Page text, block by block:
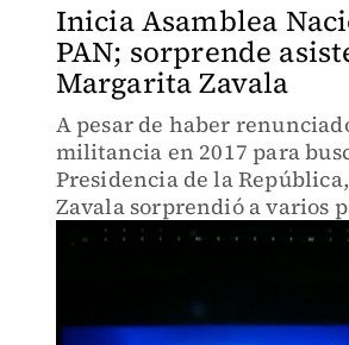
Inicia Asamblea
PAN; sorprende
Margarita Zavala
A pesar de haber
militancia en 2017 para
Presidencia de la
Zavala sorprendió a varios
su asistencia.